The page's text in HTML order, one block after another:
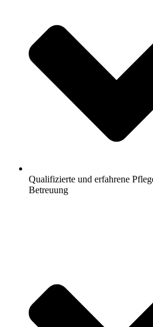
Qualifizierte und erfahrene
Betreuung